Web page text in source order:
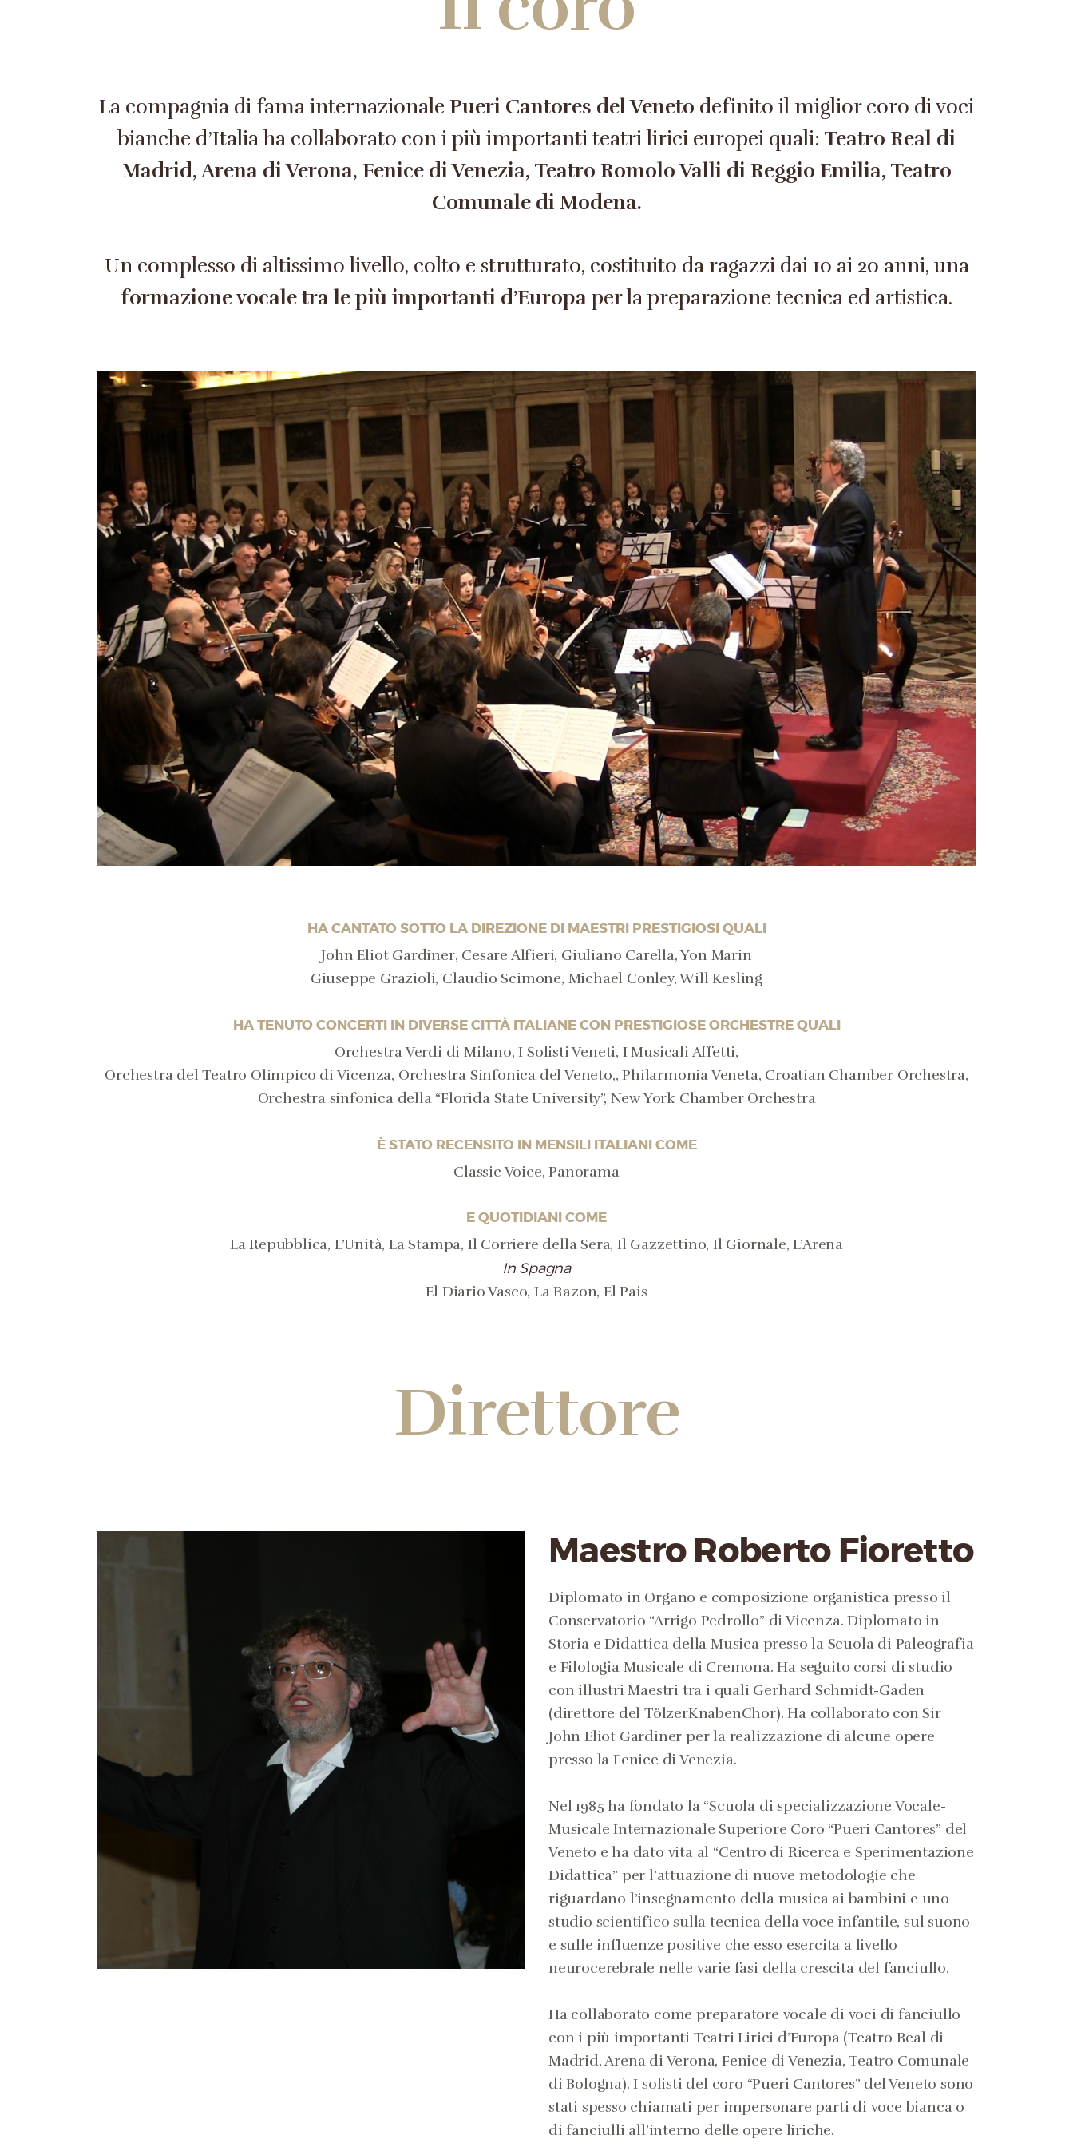
La compagnia di fama internazionale Pueri Cantores del Veneto definito il miglior coro di voci
bianche d’Italia ha collaborato con i più importanti teatri lirici europei quali: Teatro Real di
Madrid, Arena di Verona, Fenice di Venezia, Teatro Romolo Valli di Reggio Emilia, Teatro
Comunale di Modena.
Un complesso di altissimo livello, colto e strutturato, costituito da ragazzi dai 10 ai 20 anni, una
formazione vocale tra le più importanti d’Europaper la preparazione tecnica ed artistica.
HA CANTATO SOTTO LA DIREZIONE DI MAESTRI PRESTIGIOSI QUALI
John Eliot Gardiner, Cesare Alfieri, Giuliano Carella, Yon Marin
Giuseppe Grazioli, Claudio Scimone, Michael Conley, Will Kesling
HA TENUTO CONCERTI IN DIVERSE CITTÀ ITALIANE CON PRESTIGIOSE ORCHESTRE QUALI
Orchestra Verdi di Milano, I Solisti Veneti, I Musicali Affetti,
Orchestra del Teatro Olimpico di Vicenza, Orchestra Sinfonica del Veneto,, Philarmonia Veneta, Croatian Chamber Orchestra,
Orchestra sinfonica della “Florida State University”, New York Chamber Orchestra
È STATO RECENSITO IN MENSILI ITALIANI COME
Classic Voice, Panorama
E QUOTIDIANI COME
La Repubblica, L’Unità, La Stampa, Il Corriere della Sera, Il Gazzettino, Il Giornale, L’Arena
In Spagna
El Diario Vasco, La Razon, El Pais
Direttore
Maestro Roberto Fioretto
Diplomato in Organo e composizione organistica presso il
Conservatorio “Arrigo Pedrollo” di Vicenza. Diplomato in
Storia e Didattica della Musica presso la Scuola di Paleografia
e Filologia Musicale di Cremona. Ha seguito corsi di studio
con illustri Maestri tra i quali Gerhard Schmidt-Gaden
(direttore del TölzerKnabenChor). Ha collaborato con Sir
John Eliot Gardiner per la realizzazione di alcune opere
presso la Fenice di Venezia.
Nel 1985 ha fondato la “Scuola di specializzazione Vocale-
Musicale Internazionale Superiore Coro “Pueri Cantores” del
Veneto e ha dato vita al “Centro di Ricerca e Sperimentazione
Didattica” per l’attuazione di nuove metodologie che
riguardano l’insegnamento della musica ai bambini e uno
studio scientifico sulla tecnica della voce infantile, sul suono
e sulle influenze positive che esso esercita a livello
neurocerebrale nelle varie fasi della crescita del fanciullo.
Ha collaborato come preparatore vocale di voci di fanciullo
con i più importanti Teatri Lirici d’Europa (Teatro Real di
Madrid, Arena di Verona, Fenice di Venezia, Teatro Comunale
di Bologna). I solisti del coro “Pueri Cantores” del Veneto sono
stati spesso chiamati per impersonare parti di voce bianca o
di fanciulli all’interno delle opere liriche.